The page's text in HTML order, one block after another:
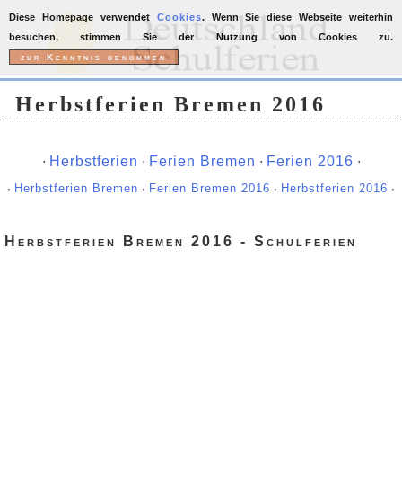
Herbstferien Bremen 2016
∙ Herbstferien ∙ Ferien Bremen ∙ Ferien 2016 ∙
∙ Herbstferien Bremen ∙ Ferien Bremen 2016 ∙ Herbstferien 2016 ∙
Herbstferien Bremen 2016 - Schulferien
Diese Homepage verwendet Cookies. Wenn Sie diese Webseite weiterhin
besuchen, stimmen Sie der Nutzung von Cookies zu.